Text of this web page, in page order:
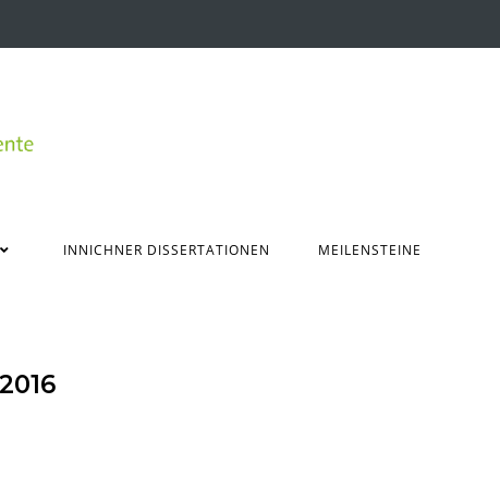
INNICHNER DISSERTATIONEN MEILENSTEINE